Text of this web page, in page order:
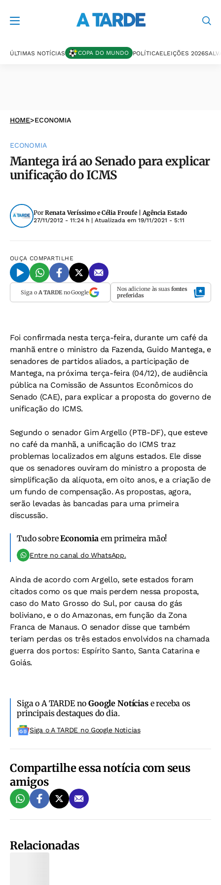
ÚLTIMAS NOTÍCIAS COPA DO MUNDO POLÍTICAELEIÇÕES 2026
HOME>ECONOMIA
ECONOMIA
Mantega irá ao Senado para explicar
unificação do ICMS
Por Renata Veríssimo e Célia Froufe | Agência Estado
27/11/2012 - 11:24 h | Atualizada em 19/11/2021 - 5:11
OUÇA COMPARTILHE
Siga o A TARDEno Google Nos adicione às suas fontes
preferidas
Foi confirmada nesta terça-feira, durante um café da
manhã entre o ministro da Fazenda, Guido Mantega, e
senadores de partidos aliados, a participação de
Mantega, na próxima terça-feira (04/12), de audiência
pública na Comissão de Assuntos Econômicos do
Senado (CAE), para explicar a proposta do governo de
unificação do ICMS.
Segundo o senador Gim Argello (PTB-DF), que esteve
no café da manhã, a unificação do ICMS traz
problemas localizados em alguns estados. Ele disse
que os senadores ouviram do ministro a proposta de
simplificação da alíquota, em oito anos, e a criação de
um fundo de compensação. As propostas, agora,
serão levadas às bancadas para uma primeira
discussão.
Tudo sobreEconomiaem primeira mão!
Entre no canal do WhatsApp.
Ainda de acordo com Argello, sete estados foram
citados como os que mais perdem nessa proposta,
caso do Mato Grosso do Sul, por causa do gás
boliviano, e o do Amazonas, em função da Zona
Franca de Manaus. O senador disse que também
teriam perdas os três estados envolvidos na chamada
guerra dos portos: Espírito Santo, Santa Catarina e
Goiás.
Siga o A TARDE noGoogle Notíciase receba os
principais destaques do dia.
Siga o A TARDE no Google Noticias
Compartilhe essa notícia com seus
amigos
Relacionadas